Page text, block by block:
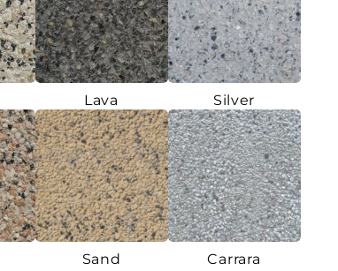
Lava Silver
Sand Carrara